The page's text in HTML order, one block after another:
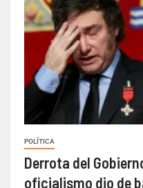
POLÍTICA
Derrota del
oficialismo dio de